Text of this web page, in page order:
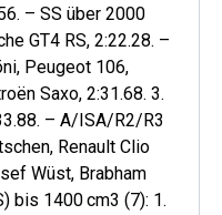
– SS über 2000
GT4 RS, 2:22.28. –
Peugeot 106,
Saxo, 2:31.68. 3.
– A/ISA/R2/R3
Renault Clio
Wüst, Brabham
bis 1400 cm3 (7): 1.